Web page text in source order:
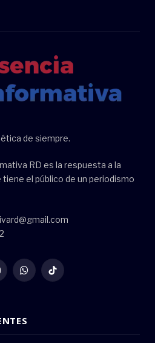
de siempre.
RD es la respuesta a la
el público de un periodismo
WhatsAppTikTok